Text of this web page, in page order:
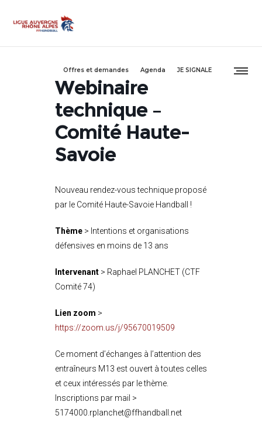
Offres et demandes Agenda JE SIGNALE
Webinaire
technique –
Comité Haute-
Savoie
Nouveau rendez-vous technique proposé
par le Comité Haute-Savoie Handball !
Thème > Intentions et organisations
défensives en moins de 13 ans
Intervenant > Raphael PLANCHET (CTF
Comité 74)
Lien zoom >
https://zoom.us/j/95670019509
Ce moment d’échanges à l’attention des
entraîneurs M13 est ouvert à toutes celles
et ceux intéressés par le thème.
Inscriptions par mail >
5174000.rplanchet@ffhandball.net